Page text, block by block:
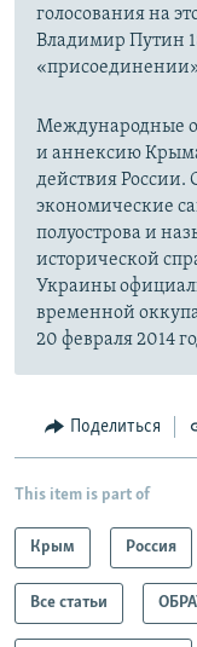
голосования на
Владимир Путин
Международные
и аннексию
действия России.
экономические
полуострова и
исторической
Украины
временной
20 февраля 2014
Поделиться
This item is part of
Крым Россия
Все статьи